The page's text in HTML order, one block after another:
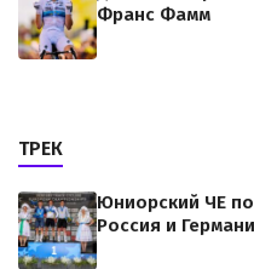
Франс Фамм
ТРЕК
Юниорский ЧЕ
Россия и